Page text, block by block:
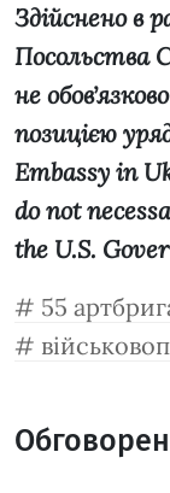
Здійснено в
Посольства
не
позицією
Embassy in
do not
the U.S.
55